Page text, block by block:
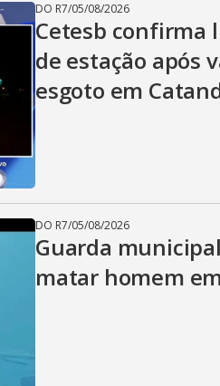
DO R7/05/08/2026
Cetesb confirma
de estação após
esgoto em
DO R7/05/08/2026
Guarda
matar homem